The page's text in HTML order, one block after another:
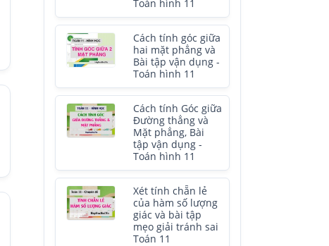
Toán hình 11
Cách tính góc giữa
hai mặt phẳng và
Bài tập vận dụng -
Toán hình 11
Cách tính Góc giữa
Đường thẳng và
Mặt phẳng, Bài
tập vận dụng -
Toán hình 11
Xét tính chẵn lẻ
của hàm số lượng
giác và bài tập
mẹo giải tránh sai
Toán 11